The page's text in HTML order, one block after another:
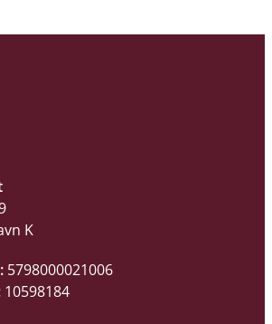
K
5798000021006
10598184